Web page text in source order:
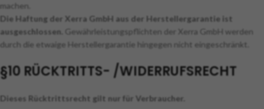
machen.
Die Haftung der Xerra GmbH aus der Herstellergarantie ist
ausgeschlossen.
Gewährleistungspflichten der Xerra GmbH werden
durch die etwaige Herstellergarantie hingegen nicht eingeschränkt.
§10 RÜCKTRITTS- /WIDERRUFSRECHT
Dieses Rücktrittsrecht gilt nur für Verbraucher.